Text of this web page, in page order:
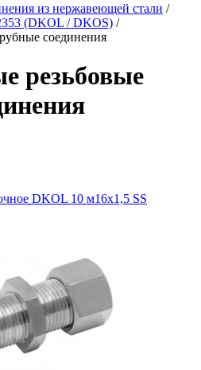
из нержавеющей стали /
(DKOL / DKOS) /
соединения
резьбовые
DKOL 10 м16х1,5 SS